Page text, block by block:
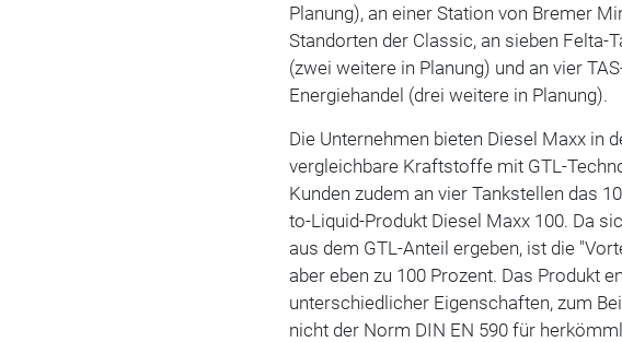
Planung), an einer Station von Bremer
Standorten der Classic, an sieben Felta-
(zwei weitere in Planung) und an vier
Energiehandel (drei weitere in Planung).
Die Unternehmen bieten Diesel Maxx in
vergleichbare Kraftstoffe mit GTL-
Kunden zudem an vier Tankstellen das
to-Liquid-Produkt Diesel Maxx 100. Da
aus dem GTL-Anteil ergeben, ist die
aber eben zu 100 Prozent. Das Produkt
unterschiedlicher Eigenschaften, zum
nicht der Norm DIN EN 590 für